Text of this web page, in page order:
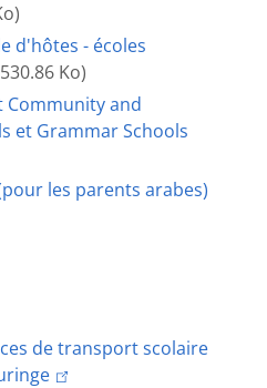
)
d'hôtes - écoles
530.86 Ko)
Community and
et Grammar Schools
les parents arabes)
de transport scolaire